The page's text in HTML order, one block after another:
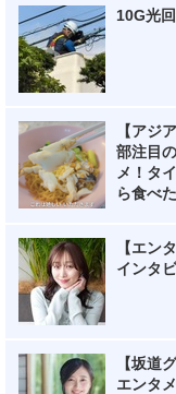
10G光
【アジ
部注目
メ！タ
ら食べ
【エン
インタ
【坂道
エンタ